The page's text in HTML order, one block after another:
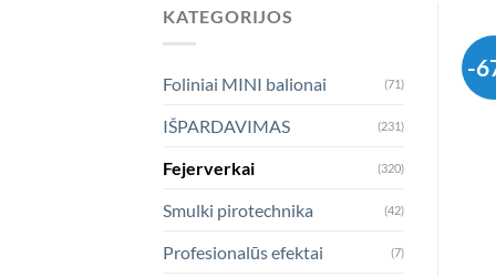
KATEGORIJOS
Foliniai MINI balionai (71)
IŠPARDAVIMAS (231)
Fejerverkai (320)
Smulki pirotechnika (42)
Profesionalūs efektai (7)
-